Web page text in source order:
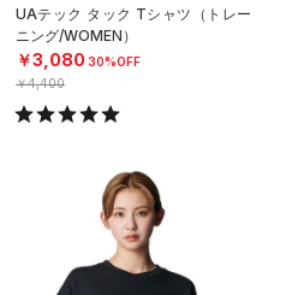
UAテック タック Tシャツ（トレー
ニング/WOMEN）
￥3,080 30%OFF
￥4,400